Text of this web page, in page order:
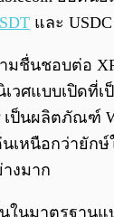
และ
มชื่นชอบต่อ
วศแบบเปิดที่เ
เป็นผลิตภัณฑ์
เหนือกว่ายัก
างมาก
นในมาตรฐาน